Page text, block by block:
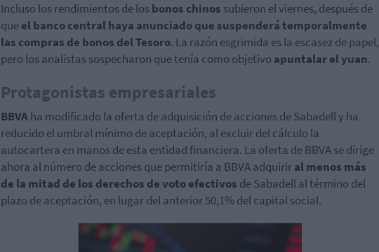
Incluso los rendimientos de losbonos chinos subieron el viernes, después de
queel banco central haya anunciado que suspenderá temporalmente
las compras de bonos del Tesoro. La razón esgrimida es la escasez de papel,
pero los analistas sospecharon que tenía como objetivo apuntalar el yuan.
Protagonistas empresariales
BBVAha modificado la oferta de adquisición de acciones de Sabadell y ha
reducido el umbral mínimo de aceptación, al excluir del cálculo la
autocartera en manos de esta entidad financiera. La oferta de BBVA se dirige
ahora al número de acciones que permitiría a BBVA adquiriral menos más
de la mitad de los derechos de voto efectivos de Sabadell al término del
plazo de aceptación, en lugar del anterior 50,1% del capital social.